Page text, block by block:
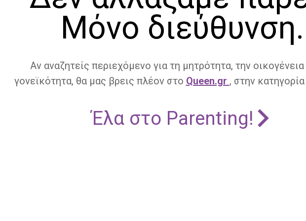
Μόνο διεύθυνση.
Αν αναζητείς περιεχόμενο για τη μητρότητα, την οικογένεια
γονεϊκότητα, θα μας βρεις πλέον στο Queen.gr , στην
Έλα στο Parenting!